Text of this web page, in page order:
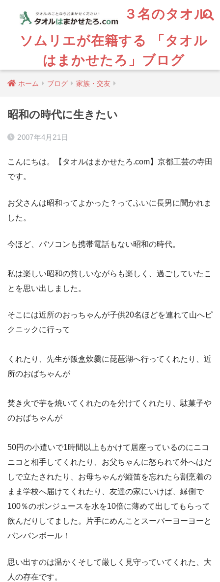
３名のタオル
ソムリエが在籍する 「タオル
はまかせたろ」ブログ
ホーム ブログ 家族・交友
昭和の時代に生きたい
2007年4月21日
こんにちは。【タオルはまかせたろ.com】京都工芸の寺田
です。
お父さんは昭和ってよかった？ってふいに長男に聞かれま
した。
今ほど、パソコンも携帯電話もない昭和の時代。
私は楽しい昭和の貧しいながらも楽しく、過ごしていたこ
とを思い出しました。
そこには近所のおっちゃんが子供20名ほどを連れて山へピ
クニックに行って
くれたり、先生が飯盒炊爨に琵琶湖へ行ってくれたり、近
所のおばちゃんが
焚き火で芋を焼いてくれたのを分けてくれたり、駄菓子や
のおばちゃんが
50円の小遣いで1時間以上もかけて居座っているのにニコ
ニコと相手してくれたり、お父ちゃんに怒られて外へはだ
しで立たされたり、お母ちゃんが縦笛を忘れたら割烹着の
まま学校へ届けてくれたり、友達の家にいけば、縁側で
100％のポンジュースを水を10倍に薄めて出してもらって
飲んだりしてました。片手にめんことスーパーヨーヨーと
バンバンボール！
思い出すのは温かくそして厳しく見守っていてくれた、大
人の存在です。